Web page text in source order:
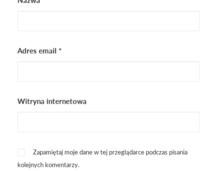
Adres email *
Witryna internetowa
Zapamiętaj moje dane w tej przeglądarce podczas pisania
kolejnych komentarzy.